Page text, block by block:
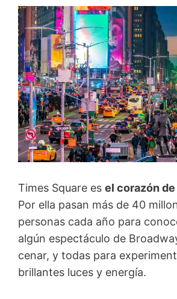
Times Square es el corazón
Por ella pasan más de 40
personas cada año para
algún espectáculo de
cenar, y todas para
brillantes luces y energía.